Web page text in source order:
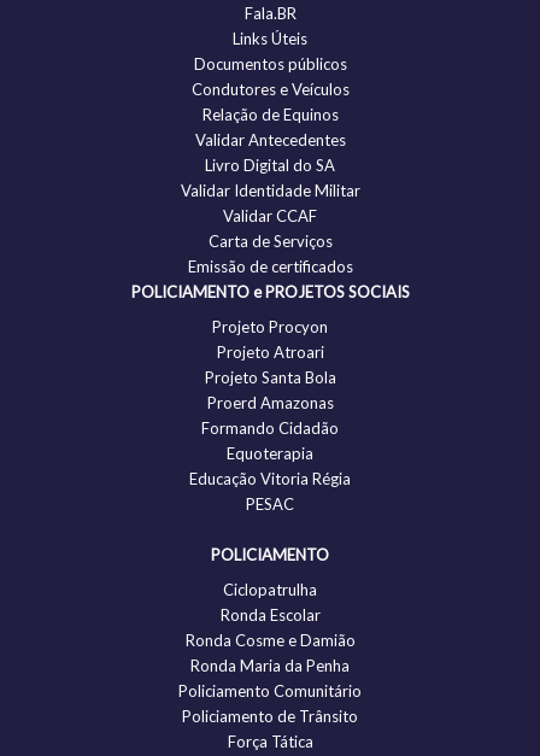
Fala.BR
Links Úteis
Documentos públicos
Condutores e Veículos
Relação de Equinos
Validar Antecedentes
Livro Digital do SA
Validar Identidade Militar
Validar CCAF
Carta de Serviços
Emissão de certificados
POLICIAMENTO e PROJETOS SOCIAIS
Projeto Procyon
Projeto Atroari
Projeto Santa Bola
Proerd Amazonas
Formando Cidadão
Equoterapia
Educação Vitoria Régia
PESAC
POLICIAMENTO
Ciclopatrulha
Ronda Escolar
Ronda Cosme e Damião
Ronda Maria da Penha
Policiamento Comunitário
Policiamento de Trânsito
Força Tática